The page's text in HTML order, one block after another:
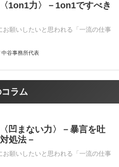
1on1力〉－1on1ですべき
お願いしたいと思われる「一流の仕事
中谷事務所代表
ラム
凹まない力〉－暴言を吐
処法－
お願いしたいと思われる「一流の仕事